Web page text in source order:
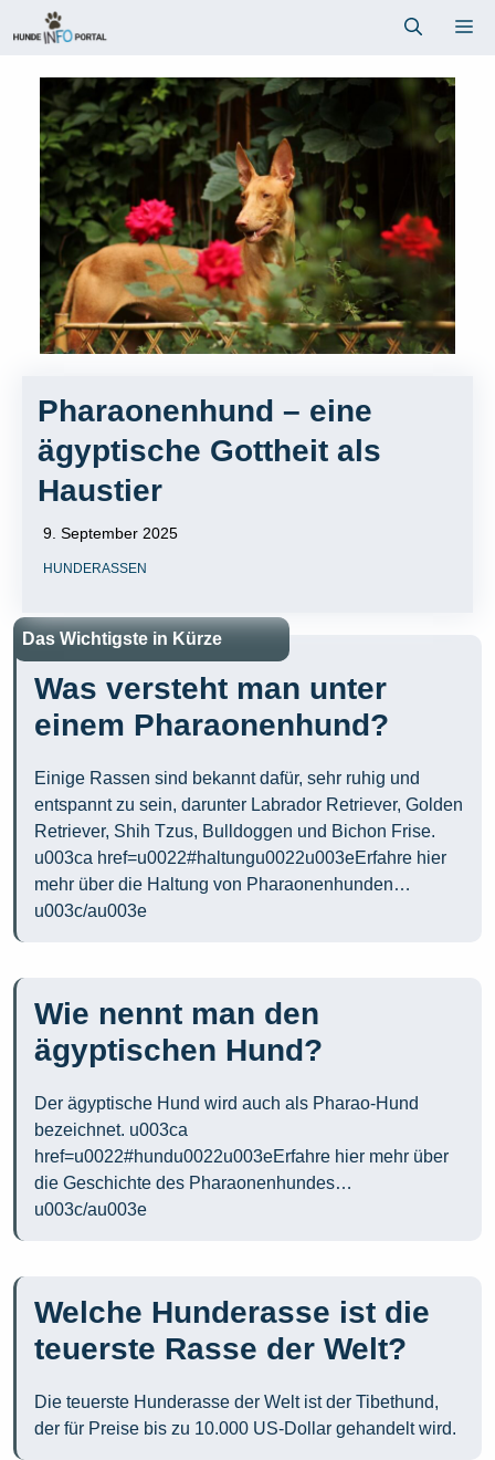
Inhalt
Pharaonenhund – eine
ägyptische Gottheit als
Haustier
9. September 2025
HUNDERASSEN
Das Wichtigste in Kürze
Was versteht man unter
einem Pharaonenhund?
Einige Rassen sind bekannt dafür, sehr ruhig und
entspannt zu sein, darunter Labrador Retriever, Golden
Retriever, Shih Tzus, Bulldoggen und Bichon Frise.
u003ca href=u0022#haltungu0022u003eErfahre hier
mehr über die Haltung von Pharaonenhunden…
u003c/au003e
Wie nennt man den
ägyptischen Hund?
Der ägyptische Hund wird auch als Pharao-Hund
bezeichnet. u003ca
href=u0022#hundu0022u003eErfahre hier mehr über
die Geschichte des Pharaonenhundes…
u003c/au003e
Welche Hunderasse ist die
teuerste Rasse der Welt?
Die teuerste Hunderasse der Welt ist der Tibethund,
der für Preise bis zu 10.000 US-Dollar gehandelt wird.